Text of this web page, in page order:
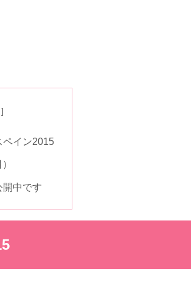
ペイン2015
開中です